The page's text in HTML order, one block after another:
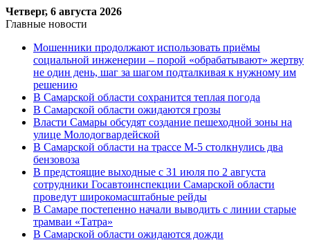
Четверг, 6 августа 2026
Главные новости
Мошенники продолжают использовать приёмы
социальной инженерии – порой «обрабатывают» жертву
не один день, шаг за шагом подталкивая к нужному им
решению
В Самарской области сохранится теплая погода
В Самарской области ожидаются грозы
Власти Самары обсудят создание пешеходной зоны на
улице Молодогвардейской
В Самарской области на трассе М-5 столкнулись два
бензовоза
В предстоящие выходные с 31 июля по 2 августа
сотрудники Госавтоинспекции Самарской области
проведут широкомасштабные рейды
В Самаре постепенно начали выводить с линии старые
трамваи «Татра»
В Самарской области ожидаются дожди